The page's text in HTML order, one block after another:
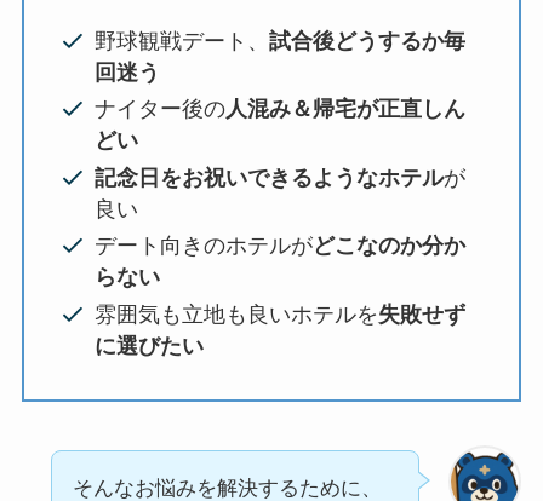
野球観戦デート、試合後どうするか毎
回迷う
ナイター後の人混み＆帰宅が正直しん
どい
記念日をお祝いできるようなホテルが
良い
デート向きのホテルがどこなのか分か
らない
雰囲気も立地も良いホテルを失敗せず
に選びたい
そんなお悩みを解決するために、